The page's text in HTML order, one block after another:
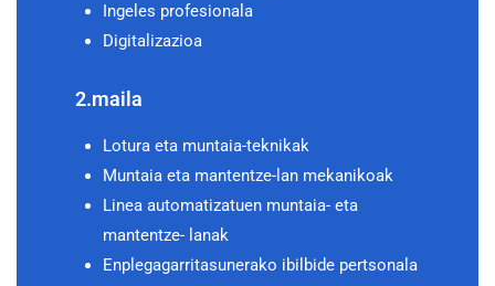
Ingeles profesionala
Digitalizazioa
2.maila
Lotura eta muntaia-teknikak
Muntaia eta mantentze-lan mekanikoak
Linea automatizatuen muntaia- eta
mantentze- lanak
Enplegagarritasunerako ibilbide pertsonala